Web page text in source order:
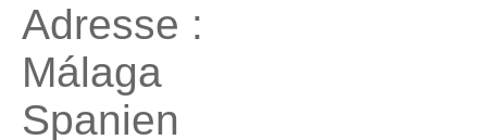
Adresse :
Málaga
Spanien